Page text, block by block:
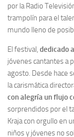
por la Radio
trampolín para el
mundo lleno de
El festival, dedicado
jóvenes cantantes a
agosto. Desde hace
la carismática
con alegría un flujo
sorprendidos por el
Kraja con orgullo en
niños y jóvenes no